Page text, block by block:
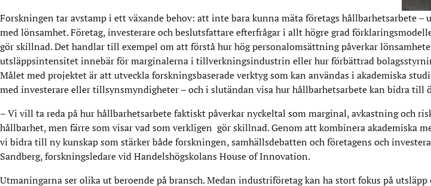
Forskningen tar avstamp i ett växande behov: att inte bara kunna mäta företags hållbarhetsarbete –
med lönsamhet. Företag, investerare och beslutsfattare efterfrågar i allt högre grad
gör skillnad. Det handlar till exempel om att förstå hur hög personalomsättning påverkar
utsläppsintensitet innebär för marginalerna i tillverkningsindustrin eller hur förbättrad
Målet med projektet är att utveckla forskningsbaserade verktyg som kan användas i akademiska
med investerare eller tillsynsmyndigheter – och i slutändan visa hur hållbarhetsarbete kan bidra till
– Vi vill ta reda på hur hållbarhetsarbete faktiskt påverkar nyckeltal som marginal, avkastning och
hållbarhet, men färre som visar vad som verkligen gör skillnad. Genom att kombinera akademiska
vi bidra till ny kunskap som stärker både forskningen, samhällsdebatten och företagens och
Sandberg, forskningsledare vid Handelshögskolans House of Innovation.
Utmaningarna ser olika ut beroende på bransch. Medan industriföretag kan ha stort fokus på